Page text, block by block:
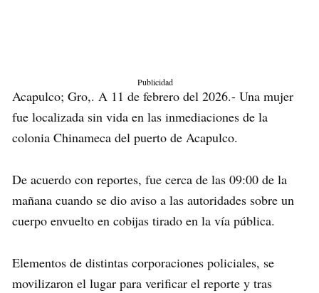
Publicidad
Acapulco; Gro,. A 11 de febrero del 2026.- Una mujer
fue localizada sin vida en las inmediaciones de la
colonia Chinameca del puerto de Acapulco.
De acuerdo con reportes, fue cerca de las 09:00 de la
mañana cuando se dio aviso a las autoridades sobre un
cuerpo envuelto en cobijas tirado en la vía pública.
Elementos de distintas corporaciones policiales, se
movilizaron el lugar para verificar el reporte y tras